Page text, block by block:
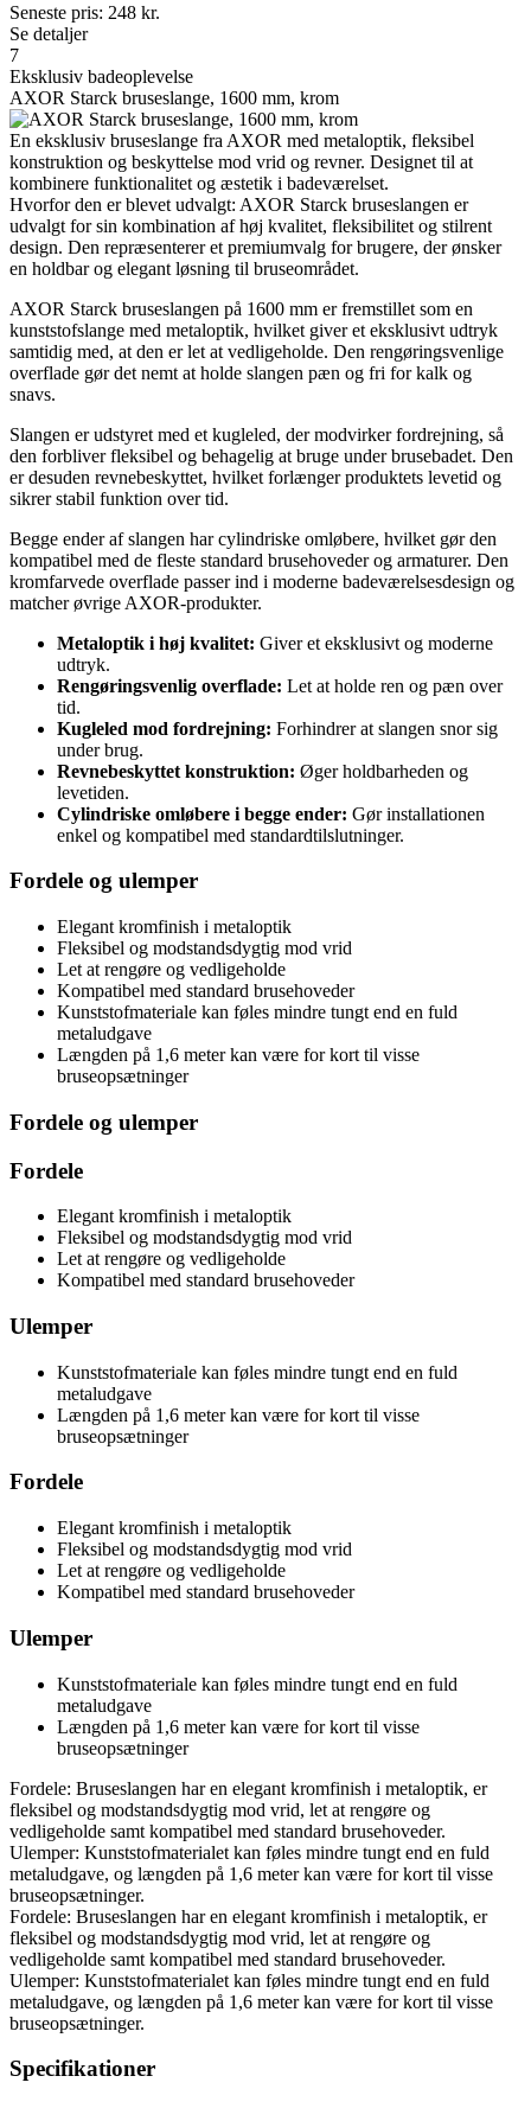
Seneste pris: 248 kr.
Se detaljer
7
Eksklusiv badeoplevelse
AXOR Starck bruseslange, 1600 mm, krom
En eksklusiv bruseslange fra AXOR med metaloptik, fleksibel
konstruktion og beskyttelse mod vrid og revner. Designet til at
kombinere funktionalitet og æstetik i badeværelset.
Hvorfor den er blevet udvalgt: AXOR Starck bruseslangen er
udvalgt for sin kombination af høj kvalitet, fleksibilitet og stilrent
design. Den repræsenterer et premiumvalg for brugere, der ønsker
en holdbar og elegant løsning til bruseområdet.
AXOR Starck bruseslangen på 1600 mm er fremstillet som en
kunststofslange med metaloptik, hvilket giver et eksklusivt udtryk
samtidig med, at den er let at vedligeholde. Den rengøringsvenlige
overflade gør det nemt at holde slangen pæn og fri for kalk og
snavs.
Slangen er udstyret med et kugleled, der modvirker fordrejning, så
den forbliver fleksibel og behagelig at bruge under brusebadet. Den
er desuden revnebeskyttet, hvilket forlænger produktets levetid og
sikrer stabil funktion over tid.
Begge ender af slangen har cylindriske omløbere, hvilket gør den
kompatibel med de fleste standard brusehoveder og armaturer. Den
kromfarvede overflade passer ind i moderne badeværelsesdesign og
matcher øvrige AXOR-produkter.
Metaloptik i høj kvalitet: Giver et eksklusivt og moderne
udtryk.
Rengøringsvenlig overflade: Let at holde ren og pæn over
tid.
Kugleled mod fordrejning: Forhindrer at slangen snor sig
under brug.
Revnebeskyttet konstruktion: Øger holdbarheden og
levetiden.
Cylindriske omløbere i begge ender: Gør installationen
enkel og kompatibel med standardtilslutninger.
Fordele og ulemper
Elegant kromfinish i metaloptik
Fleksibel og modstandsdygtig mod vrid
Let at rengøre og vedligeholde
Kompatibel med standard brusehoveder
Kunststofmateriale kan føles mindre tungt end en fuld
metaludgave
Længden på 1,6 meter kan være for kort til visse
bruseopsætninger
Fordele og ulemper
Fordele
Elegant kromfinish i metaloptik
Fleksibel og modstandsdygtig mod vrid
Let at rengøre og vedligeholde
Kompatibel med standard brusehoveder
Ulemper
Kunststofmateriale kan føles mindre tungt end en fuld
metaludgave
Længden på 1,6 meter kan være for kort til visse
bruseopsætninger
Fordele
Elegant kromfinish i metaloptik
Fleksibel og modstandsdygtig mod vrid
Let at rengøre og vedligeholde
Kompatibel med standard brusehoveder
Ulemper
Kunststofmateriale kan føles mindre tungt end en fuld
metaludgave
Længden på 1,6 meter kan være for kort til visse
bruseopsætninger
Fordele: Bruseslangen har en elegant kromfinish i metaloptik, er
fleksibel og modstandsdygtig mod vrid, let at rengøre og
vedligeholde samt kompatibel med standard brusehoveder.
Ulemper: Kunststofmaterialet kan føles mindre tungt end en fuld
metaludgave, og længden på 1,6 meter kan være for kort til visse
bruseopsætninger.
Fordele: Bruseslangen har en elegant kromfinish i metaloptik, er
fleksibel og modstandsdygtig mod vrid, let at rengøre og
vedligeholde samt kompatibel med standard brusehoveder.
Ulemper: Kunststofmaterialet kan føles mindre tungt end en fuld
metaludgave, og længden på 1,6 meter kan være for kort til visse
bruseopsætninger.
Specifikationer